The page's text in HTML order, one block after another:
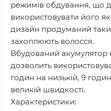
режимів обдування, що
використовувати його
дизайн продуманий
захоплюють волосся.
Вбудований
дозволить
годин на низькій, 9
великій швидкості.
Характеристики: